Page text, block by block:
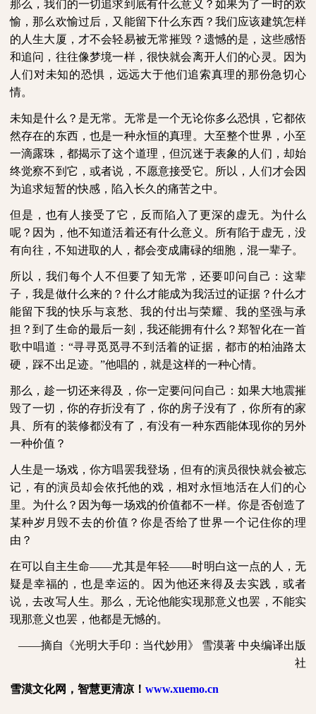
那么，我们的一切追求到底有什么意义？如果为了一时的欢
愉，那么欢愉过后，又能留下什么东西？我们应该建筑怎样
的人生大厦，才不会轻易被无常摧毁？遗憾的是，这些感悟
和追问，往往像梦境一样，很快就会离开人们的心灵。因为
人们对未知的恐惧，远远大于他们追索真理的那份急切心
情。
未知是什么？是无常。无常是一个无论你多么恐惧，它都依
然存在的东西，也是一种永恒的真理。大至整个世界，小至
一滴露珠，都揭示了这个道理，但沉迷于表象的人们，却始
终觉察不到它，或者说，不愿意接受它。所以，人们才会因
为追求短暂的快感，陷入长久的痛苦之中。
但是，也有人接受了它，反而陷入了更深的虚无。为什么
呢？因为，他不知道活着还有什么意义。所有陷于虚无，没
有向往，不知进取的人，都会变成庸碌的细胞，混一辈子。
所以，我们每个人不但要了知无常，还要叩问自己：这辈
子，我是做什么来的？什么才能成为我活过的证据？什么才
能留下我的快乐与哀愁、我的付出与荣耀、我的坚强与承
担？到了生命的最后一刻，我还能拥有什么？郑智化在一首
歌中唱道：“寻寻觅觅寻不到活着的证据，都市的柏油路太
硬，踩不出足迹。”他唱的，就是这样的一种心情。
那么，趁一切还来得及，你一定要问问自己：如果大地震摧
毁了一切，你的存折没有了，你的房子没有了，你所有的家
具、所有的装修都没有了，有没有一种东西能体现你的另外
一种价值？
人生是一场戏，你方唱罢我登场，但有的演员很快就会被忘
记，有的演员却会依托他的戏，相对永恒地活在人们的心
里。为什么？因为每一场戏的价值都不一样。你是否创造了
某种岁月毁不去的价值？你是否给了世界一个记住你的理
由？
在可以自主生命——尤其是年轻——时明白这一点的人，无
疑是幸福的，也是幸运的。因为他还来得及去实践，或者
说，去改写人生。那么，无论他能实现那意义也罢，不能实
现那意义也罢，他都是无憾的。
——摘自《光明大手印：当代妙用》 雪漠著 中央编译出版
社
雪漠文化网，智慧更清凉！ www.xuemo.cn